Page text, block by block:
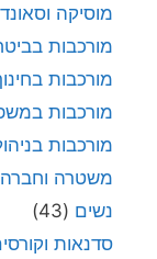
מוסיקה וסאונד
מורכבות
מורכבות
מורכבות
מורכבות
משטרה וחברה
נשים (43)
סדנאות